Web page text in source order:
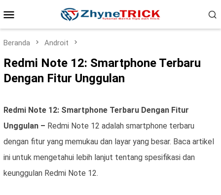
ke
Mobile
Beranda Androit
Redmi Note 12: Smartphone Terbaru
Dengan Fitur Unggulan
Redmi Note 12: Smartphone Terbaru Dengan Fitur
Unggulan – Redmi Note 12 adalah smartphone terbaru
dengan fitur yang memukau dan layar yang besar. Baca artikel
ini untuk mengetahui lebih lanjut tentang spesifikasi dan
keunggulan Redmi Note 12.